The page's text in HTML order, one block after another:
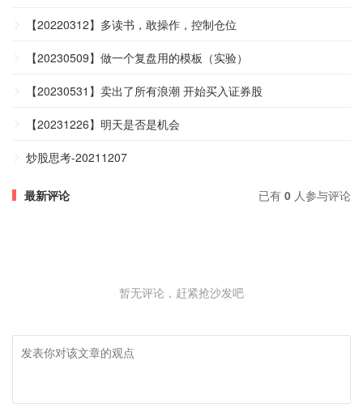
【20220312】多读书，敢操作，控制仓位
【20230509】做一个复盘用的模板（实验）
【20230531】卖出了所有浪潮 开始买入证券股
【20231226】明天是否是机会
炒股思考-20211207
已有 0 人参与评论
最新评论
暂无评论，赶紧抢沙发吧